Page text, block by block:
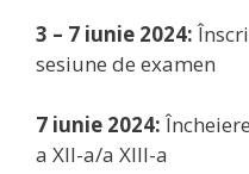
3 – 7 iunie 2024:
sesiune de examen
7 iunie 2024:
a XII-a/a XIII-a